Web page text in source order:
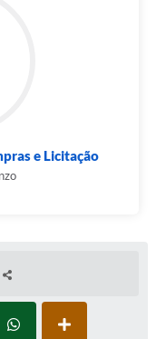
e Licitação